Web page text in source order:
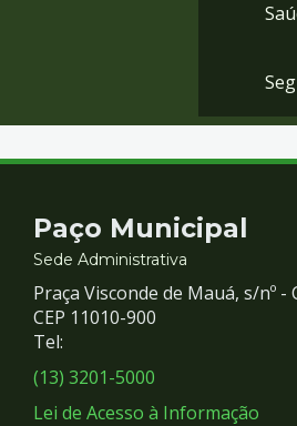
Contato
e
Redes
Sociais
Paço Municipal
Sede Administrativa
Praça Visconde de Mauá, s/nº -
CEP 11010-900
Tel:
(13) 3201-5000
Lei de Acesso à Informação